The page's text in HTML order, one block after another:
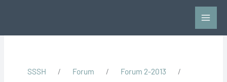
SSSH / Forum / Forum 2-2013
/